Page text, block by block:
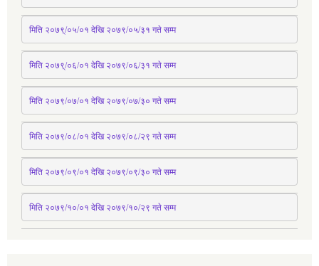
मिति २०७९्/०५/०१ देखि २०७९/०५/३१ गते सम्म
मिति २०७९्/०६/०१ देखि २०७९/०६/३१ गते सम्म
मिति २०७९/०७/०१ देखि २०७९/०७/३० गते सम्म
मिति २०७९/०८/०१ देखि २०७९/०८/२९ गते सम्म
मिति २०७९/०९/०१ देखि २०७९/०९/३० गते सम्म
मिति २०७९/१०/०१ देखि २०७९/१०/२९ गते सम्म